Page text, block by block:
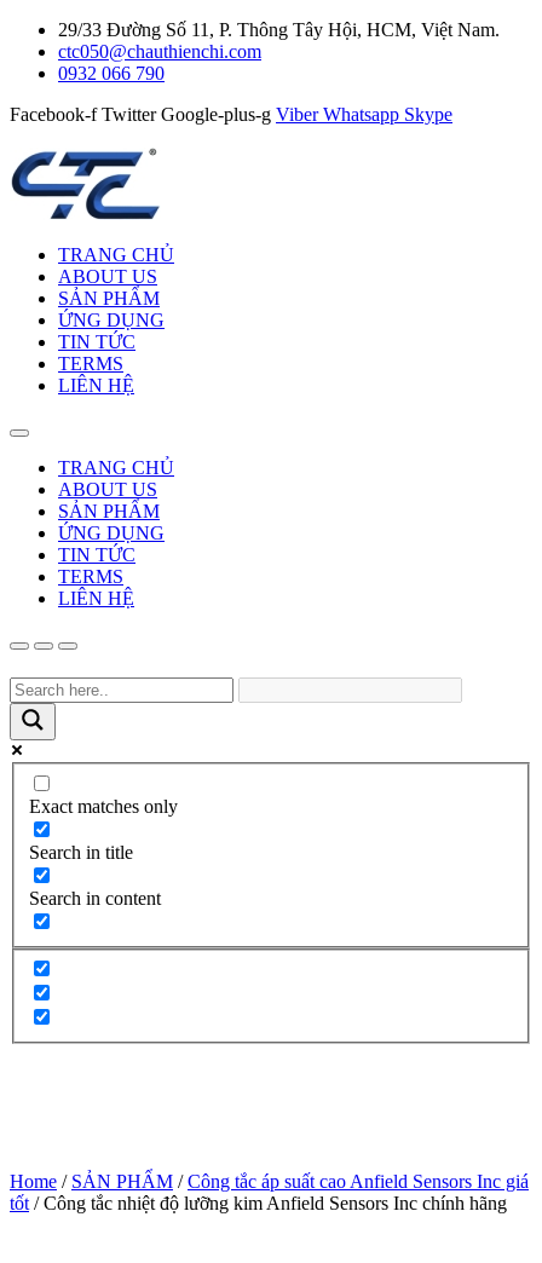
29/33 Đường Số 11, P. Thông Tây Hội, HCM, Việt Nam.
ctc050@chauthienchi.com
0932 066 790
Facebook-f Twitter Google-plus-g Viber Whatsapp Skype
TRANG CHỦ
ABOUT US
SẢN PHẨM
ỨNG DỤNG
TIN TỨC
TERMS
LIÊN HỆ
TRANG CHỦ
ABOUT US
SẢN PHẨM
ỨNG DỤNG
TIN TỨC
TERMS
LIÊN HỆ
Exact matches only
Search in title
Search in content
Home / SẢN PHẨM /Công tắc áp suất cao Anfield Sensors Inc giá
tốt / Công tắc nhiệt độ lưỡng kim Anfield Sensors Inc chính hãng